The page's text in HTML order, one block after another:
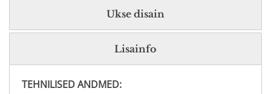
Ukse disain
Lisainfo
TEHNILISED ANDMED: